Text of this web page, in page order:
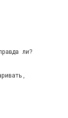
ли?